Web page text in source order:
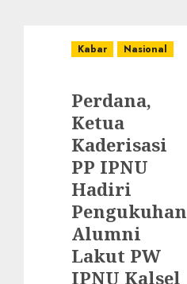
Kabar Nasional
Perdana,
Ketua
Kaderisasi
PP IPNU
Hadiri
Pengukuhan
Alumni
Lakut PW
IPNU Kalsel